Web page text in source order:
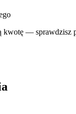
kwotę — sprawdzisz